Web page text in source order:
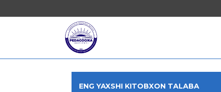
ENG YAXSHI KITOBXON TALABA